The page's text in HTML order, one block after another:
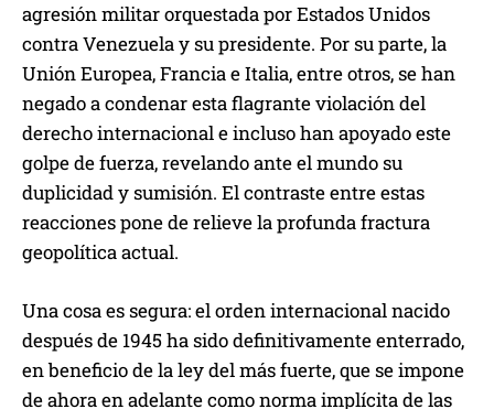
agresión militar orquestada por Estados Unidos
contra Venezuela y su presidente. Por su parte, la
Unión Europea, Francia e Italia, entre otros, se han
negado a condenar esta flagrante violación del
derecho internacional e incluso han apoyado este
golpe de fuerza, revelando ante el mundo su
duplicidad y sumisión. El contraste entre estas
reacciones pone de relieve la profunda fractura
geopolítica actual.
Una cosa es segura: el orden internacional nacido
después de 1945 ha sido definitivamente enterrado,
en beneficio de la ley del más fuerte, que se impone
de ahora en adelante como norma implícita de las